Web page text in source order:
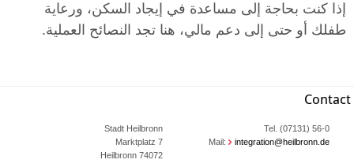
إذا كنت بحاجة إلى مساعدة في إيجاد السكن، ورعاية
طفلك أو حتى إلى دعم مالي، هنا تجد النصائح العملية.
Contact
Stadt Heilbronn
Marktplatz 7
74072 Heilbronn
Tel. (07131) 56-0
Mail:
integration@heilbronn.de